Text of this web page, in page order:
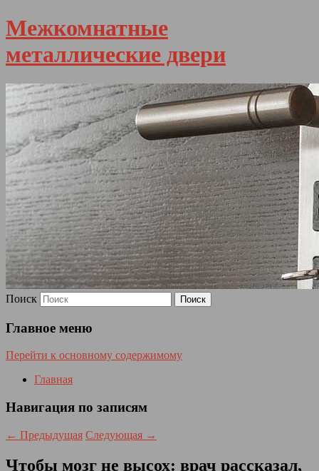
Межкомнатные
металлические двери
Поиск
Главное меню
Перейти к основному содержимому
Главная
Навигация по записям
← Предыдущая Следующая →
Чтобы мозг не высох: врач рассказал,